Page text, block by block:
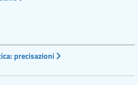
precisazioni